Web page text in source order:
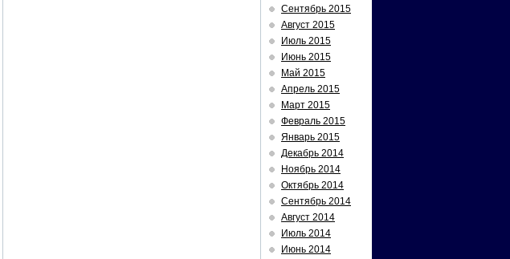
Сентябрь 2015
Август 2015
Июль 2015
Июнь 2015
Май 2015
Апрель 2015
Март 2015
Февраль 2015
Январь 2015
Декабрь 2014
Ноябрь 2014
Октябрь 2014
Сентябрь 2014
Август 2014
Июль 2014
Июнь 2014